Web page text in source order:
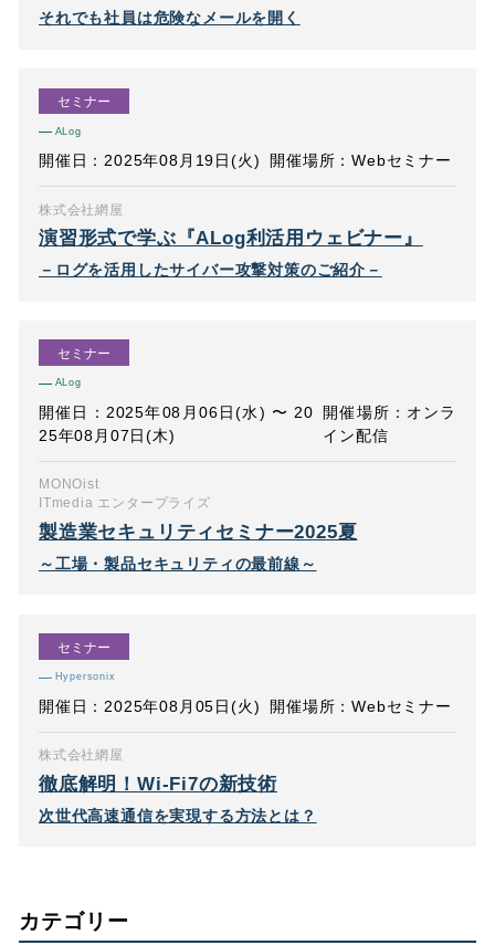
それでも社員は危険なメールを開く
セミナー
ALog
開催日：2025年08月19日(火) 開催場所：Webセミナー
株式会社網屋
演習形式で学ぶ『ALog利活用ウェビナー』
－ログを活用したサイバー攻撃対策のご紹介－
セミナー
ALog
開催日：2025年08月06日(水) 〜 20
25年08月07日(木)
開催場所：オンラ
イン配信
MONOist
ITmedia エンタープライズ
製造業セキュリティセミナー2025夏
～工場・製品セキュリティの最前線～
セミナー
Hypersonix
開催日：2025年08月05日(火) 開催場所：Webセミナー
株式会社網屋
徹底解明！Wi-Fi7の新技術
次世代高速通信を実現する方法とは？
カテゴリー